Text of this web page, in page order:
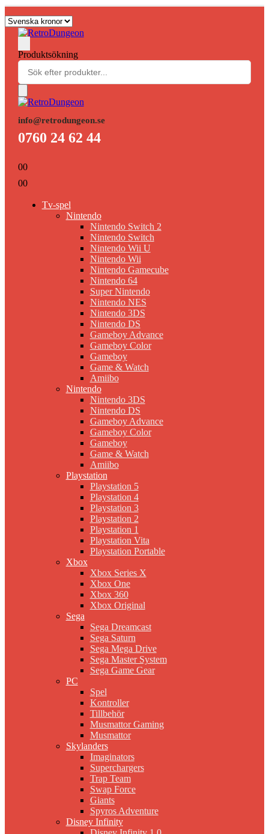
Produktsökning
info@retrodungeon.se
0760 24 62 44
00
00
Tv-spel
Nintendo
Nintendo Switch 2
Nintendo Switch
Nintendo Wii U
Nintendo Wii
Nintendo Gamecube
Nintendo 64
Super Nintendo
Nintendo NES
Nintendo 3DS
Nintendo DS
Gameboy Advance
Gameboy Color
Gameboy
Game & Watch
Amiibo
Nintendo
Nintendo 3DS
Nintendo DS
Gameboy Advance
Gameboy Color
Gameboy
Game & Watch
Amiibo
Playstation
Playstation 5
Playstation 4
Playstation 3
Playstation 2
Playstation 1
Playstation Vita
Playstation Portable
Xbox
Xbox Series X
Xbox One
Xbox 360
Xbox Original
Sega
Sega Dreamcast
Sega Saturn
Sega Mega Drive
Sega Master System
Sega Game Gear
PC
Spel
Kontroller
Tillbehör
Musmattor Gaming
Musmattor
Skylanders
Imaginators
Superchargers
Trap Team
Swap Force
Giants
Spyros Adventure
Disney Infinity